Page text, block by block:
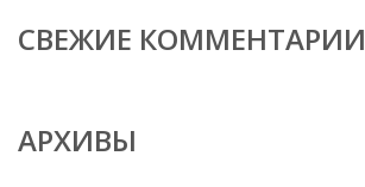
СВЕЖИЕ КОММЕНТАРИИ
АРХИВЫ